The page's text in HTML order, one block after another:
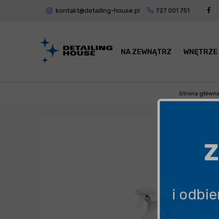
kontakt@detailing-house.pl 727 001 751
NA ZEWNĄTRZ WNĘTRZE
Strona główna
i